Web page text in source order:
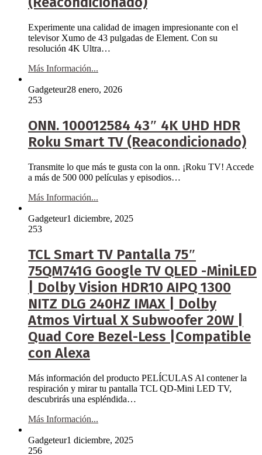
Experimente una calidad de imagen impresionante con el
televisor Xumo de 43 pulgadas de Element. Con su
resolución 4K Ultra…
Más Información...
Gadgeteur28 enero, 2026
253
ONN. 100012584 43″ 4K UHD HDR
Roku Smart TV (Reacondicionado)
Transmite lo que más te gusta con la onn. ¡Roku TV! Accede
a más de 500 000 películas y episodios…
Más Información...
Gadgeteur1 diciembre, 2025
253
TCL Smart TV Pantalla 75″
75QM741G Google TV QLED -MiniLED
| Dolby Vision HDR10 AIPQ 1300
NITZ DLG 240HZ IMAX | Dolby
Atmos Virtual X Subwoofer 20W |
Quad Core Bezel-Less |Compatible
con Alexa
Más información del producto PELÍCULAS Al contener la
respiración y mirar tu pantalla TCL QD-Mini LED TV,
descubrirás una espléndida…
Más Información...
Gadgeteur1 diciembre, 2025
256